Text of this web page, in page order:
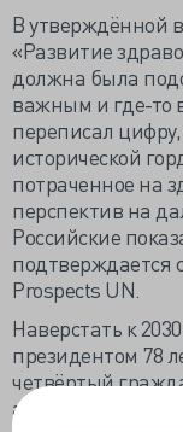
В утверждённой
«Развитие
должна была
важным и где-
переписал
исторической
потраченное на
перспектив на
Российские
подтверждается
Prospects UN.
Наверстать к
президентом 78
четвёртый
а рождаемость не